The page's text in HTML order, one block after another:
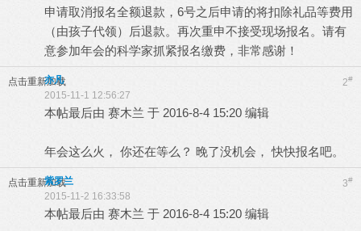
申请取消报名全额退款，6号之后申请的将扣除礼品等费用
（由孩子代领）后退款。再次重申不接受现场报名。请有
意参加年会的科学家抓紧报名缴费，非常感谢！
点击重新加载 2#
亦凡
2015-11-1 12:56:27
本帖最后由 赛木兰 于 2016-8-4 15:20 编辑
年会这么火， 你还在等么？ 晚了没机会， 快快报名吧。
点击重新加载 3#
紫罗兰
2015-11-2 16:33:58
本帖最后由 赛木兰 于 2016-8-4 15:20 编辑